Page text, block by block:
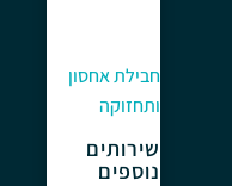
חבילת אחסון
ותחזוקה
שירותים
נוספים